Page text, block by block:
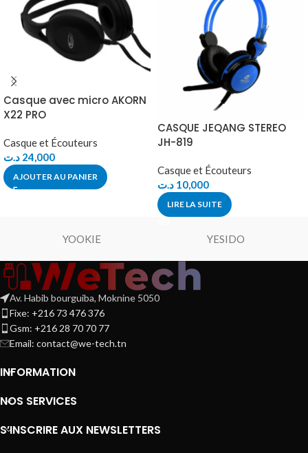
Casque avec micro AKORN
X22 PRO
Casque et Écouteurs
24,000 د.ت
AJOUTER AU PANIER
CASQUE JEQANG STEREO
JH-819
Casque et Écouteurs
10,000 د.ت
LIRE LA SUITE
YOOKIE YESIDO
Av. Habib bourguiba, Moknine 5050
Fixe: +216 73 476 376
Gsm: +216 28 70 70 77
Email: contact@we-tech.tn
INFORMATION
NOS SERVICES
S’INSCRIRE AUX NEWSLETTERS